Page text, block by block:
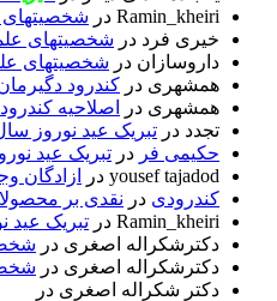
Ramin_kheiri در شخصیتهای
خیری فرد در شخصیتهای
داروسازان در شخصیتهای
همشهری در کندرود
همشهری در
اصلاحیه
تجدد در تبریک عید نوروز سال
حکیمی فر در تبریک عید نوروز
yousef tajadod در
ازادگان
کندرودی در نقدی بر
Ramin_kheiri در تبریک عید
دکترشکراله اصغری در
دکترشکراله اصغری در
دکتر شکراله اصغری در